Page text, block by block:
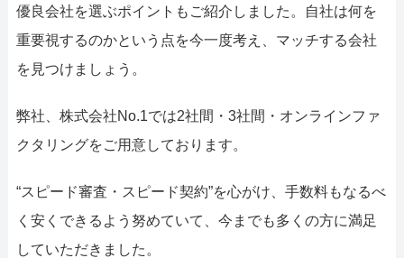
優良会社を選ぶポイントもご紹介しました。自社は何を
重要視するのかという点を今一度考え、マッチする会社
を見つけましょう。
弊社、株式会社No.1では2社間・3社間・オンラインファ
クタリングをご用意しております。
“スピード審査・スピード契約”を心がけ、手数料もなるべ
く安くできるよう努めていて、今までも多くの方に満足
していただきました。